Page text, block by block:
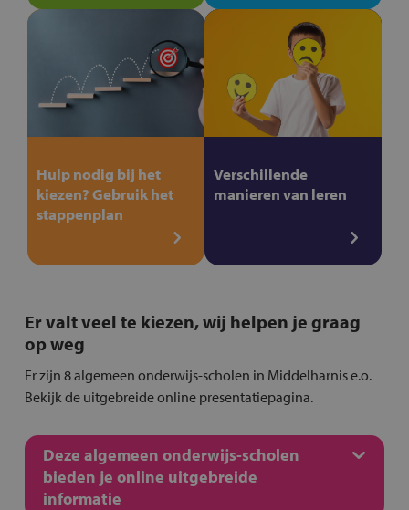
Hulp nodig bij het
kiezen? Gebruik het
stappenplan
Verschillende
manieren van leren
Er valt veel te kiezen, wij helpen je graag
op weg
Er zijn 8 algemeen onderwijs-scholen in Middelharnis e.o.
Bekijk de uitgebreide online presentatiepagina.
Deze algemeen onderwijs-scholen
bieden je online uitgebreide
informatie